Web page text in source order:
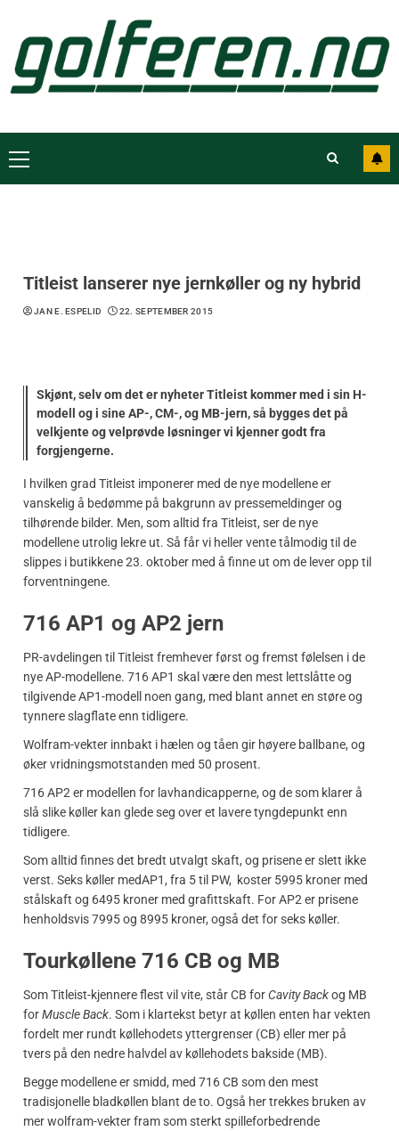
Titleist lanserer nye jernkøller og ny hybrid
JAN E. ESPELID 22. SEPTEMBER 2015
Skjønt, selv om det er nyheter Titleist kommer med i sin H-
modell og i sine AP-, CM-, og MB-jern, så bygges det på
velkjente og velprøvde løsninger vi kjenner godt fra
forgjengerne.
I hvilken grad Titleist imponerer med de nye modellene er
vanskelig å bedømme på bakgrunn av pressemeldinger og
tilhørende bilder. Men, som alltid fra Titleist, ser de nye
modellene utrolig lekre ut. Så får vi heller vente tålmodig til de
slippes i butikkene 23. oktober med å finne ut om de lever opp til
forventningene.
716 AP1 og AP2 jern
PR-avdelingen til Titleist fremhever først og fremst følelsen i de
nye AP-modellene. 716 AP1 skal være den mest lettslåtte og
tilgivende AP1-modell noen gang, med blant annet en støre og
tynnere slagflate enn tidligere.
Wolfram-vekter innbakt i hælen og tåen gir høyere ballbane, og
øker vridningsmotstanden med 50 prosent.
716 AP2 er modellen for lavhandicapperne, og de som klarer å
slå slike køller kan glede seg over et lavere tyngdepunkt enn
tidligere.
Som alltid finnes det bredt utvalgt skaft, og prisene er slett ikke
verst. Seks køller medAP1, fra 5 til PW, koster 5995 kroner med
stålskaft og 6495 kroner med grafittskaft. For AP2 er prisene
henholdsvis 7995 og 8995 kroner, også det for seks køller.
Tourkøllene 716 CB og MB
Som Titleist-kjennere flest vil vite, står CB forCavity Backog MB
forMuscle Back. Som i klartekst betyr at køllen enten har vekten
fordelt mer rundt køllehodets yttergrenser (CB) eller mer på
tvers på den nedre halvdel av køllehodets bakside (MB).
Begge modellene er smidd, med 716 CB som den mest
tradisjonelle bladkøllen blant de to. Også her trekkes bruken av
mer wolfram-vekter fram som sterkt spilleforbedrende